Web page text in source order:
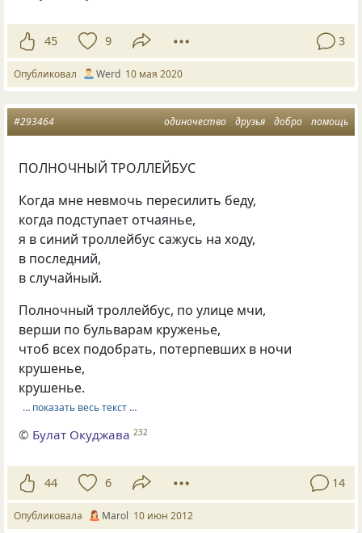
45 9 3
Опубликовал Werd 10 мая 2020
одиночество друзья добро помощь
#293464
ПОЛНОЧНЫЙ ТРОЛЛЕЙБУС
Когда мне невмочь пересилить беду,
когда подступает отчаянье,
я в синий троллейбус сажусь на ходу,
в последний,
в случайный.
Полночный троллейбус, по улице мчи,
верши по бульварам круженье,
чтоб всех подобрать, потерпевших в ночи
крушенье,
крушенье.
… показать весь текст …
© Булат Окуджава 232
44 6 14
Опубликовала Marol 10 июн 2012